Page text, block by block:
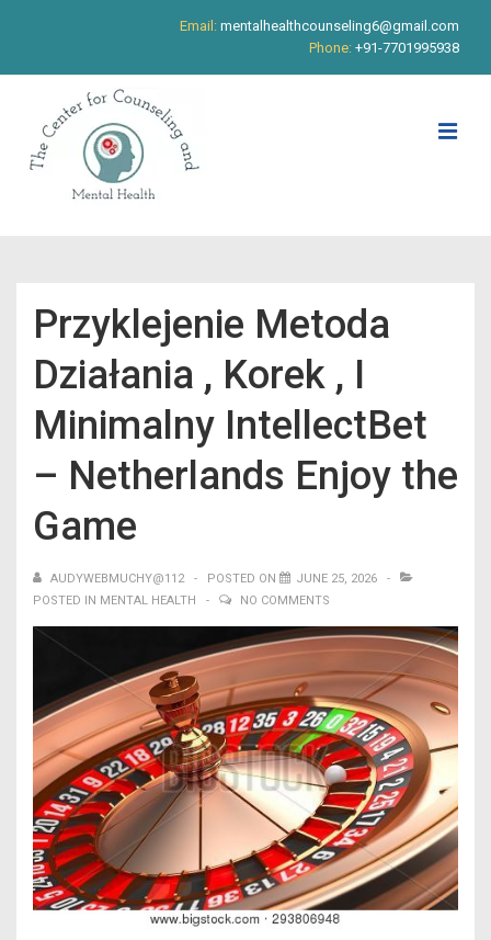
Content
Email: mentalhealthcounseling6@gmail.com
Phone: +91-7701995938
Navigation
Przyklejenie Metoda
Działania , Korek , I
Minimalny IntellectBet
– Netherlands Enjoy the
Game
AUDYWEBMUCHY@112 POSTED ON
JUNE 25, 2026
POSTED IN MENTAL HEALTH NO COMMENTS